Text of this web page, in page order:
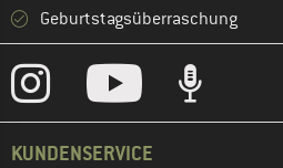
Geburtstagsüberraschung
KUNDENSERVICE